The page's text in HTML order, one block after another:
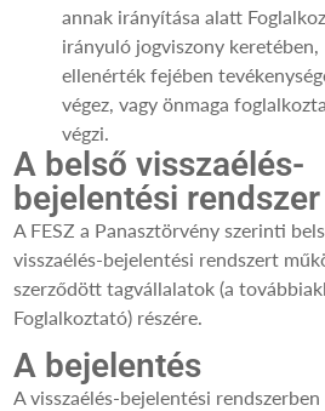
annak irányítása alatt
irányuló jogviszony keretében,
ellenérték fejében
végez, vagy önmaga
végzi.
A belső visszaélés-
bejelentési rendszer
A FESZ a Panasztörvény szerinti
visszaélés-bejelentési rendszert
szerződött tagvállalatok (a
Foglalkoztató) részére.
A bejelentés
A visszaélés-bejelentési rendszerben